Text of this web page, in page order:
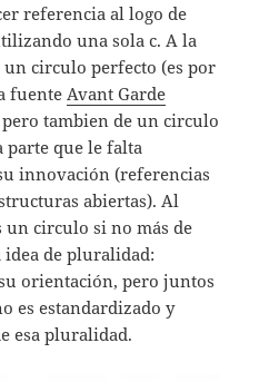
referencia al logo de
una sola c. A la
un circulo perfecto (es por
fuenteAvant Garde
pero tambien de un circulo
parte que le falta
innovación (referencias
abiertas). Al
un circulo si no más de
de pluralidad:
orientación, pero juntos
es estandardizado y
esa pluralidad.